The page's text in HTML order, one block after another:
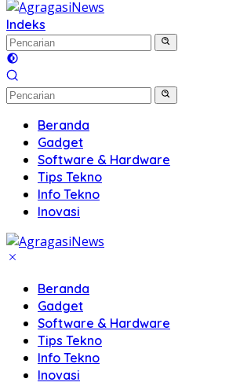
Indeks
Beranda
Gadget
Software & Hardware
Tips Tekno
Info Tekno
Inovasi
Beranda
Gadget
Software & Hardware
Tips Tekno
Info Tekno
Inovasi